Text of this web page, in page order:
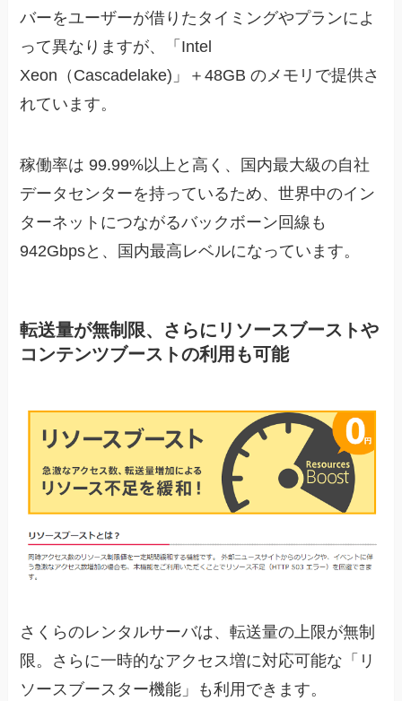
バーをユーザーが借りたタイミングやプランによ
って異なりますが、「Intel
Xeon（Cascadelake)」＋48GB のメモリで提供さ
れています。
稼働率は 99.99%以上と高く、国内最大級の自社
データセンターを持っているため、世界中のイン
ターネットにつながるバックボーン回線も
942Gbpsと、国内最高レベルになっています。
転送量が無制限、さらにリソースブーストや
コンテンツブーストの利用も可能
さくらのレンタルサーバは、転送量の上限が無制
限。さらに一時的なアクセス増に対応可能な「リ
ソースブースター機能」も利用できます。